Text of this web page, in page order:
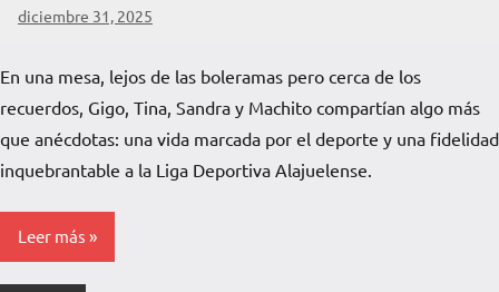
diciembre 31, 2025
La
de
La
Pampa
En una mesa, lejos de las boleramas pero cerca de los
recuerdos, Gigo, Tina, Sandra y Machito compartían algo más
que anécdotas: una vida marcada por el deporte y una fidelidad
inquebrantable a la Liga Deportiva Alajuelense.
Leer más